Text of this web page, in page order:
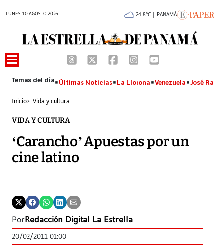
LUNES 10 AGOSTO 2026 24.8°C | PANAMÁ
Últimas Noticias La Llorona Venezuela José
Inicio> Vida y cultura
VIDA Y CULTURA
‘Carancho’ Apuestas por un
cine latino
PorRedacción Digital La Estrella
20/02/2011 01:00